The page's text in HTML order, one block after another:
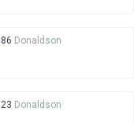
Donaldson
Donaldson